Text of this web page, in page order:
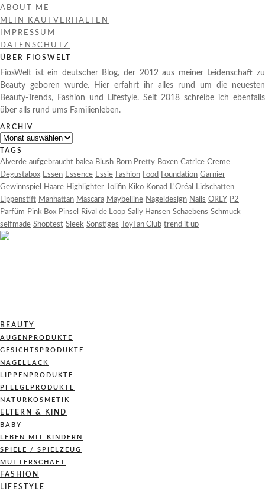
ABOUT ME
MEIN KAUFVERHALTEN
IMPRESSUM
DATENSCHUTZ
ÜBER FIOSWELT
FiosWelt ist ein deutscher Blog, der 2012 aus meiner Leidenschaft zu
Beauty geboren wurde. Hier erfahrt ihr alles rund um die neuesten
Beauty-Trends, Fashion und Lifestyle. Seit 2018 schreibe ich ebenfalls
über alls rund ums Familienleben.
ARCHIV
Archiv
TAGS
Alverde aufgebraucht balea Blush Born Pretty Boxen Catrice Creme
Degustabox Essen Essence Essie Fashion Food Foundation Garnier
Gewinnspiel
Haare Highlighter Jolifin Kiko Konad L'Oréal
Lidschatten
Lippenstift Manhattan Mascara Maybelline Nageldesign Nails ORLY P2
Parfüm Pink Box Pinsel Rival de Loop Sally Hansen Schaebens Schmuck
selfmade Shoptest Sleek Sonstiges ToyFan Club trend it up
BEAUTY
AUGENPRODUKTE
GESICHTSPRODUKTE
NAGELLACK
LIPPENPRODUKTE
PFLEGEPRODUKTE
NATURKOSMETIK
ELTERN & KIND
BABY
LEBEN MIT KINDERN
SPIELE / SPIELZEUG
MUTTERSCHAFT
FASHION
LIFESTYLE